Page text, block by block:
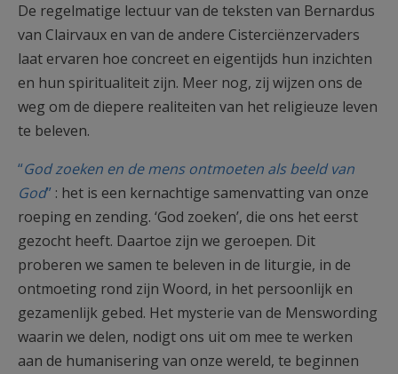
De regelmatige lectuur van de teksten van Bernardus
van Clairvaux en van de andere Cisterciënzervaders
laat ervaren hoe concreet en eigentijds hun inzichten
en hun spiritualiteit zijn. Meer nog, zij wijzen ons de
weg om de diepere realiteiten van het religieuze leven
te beleven.
“God zoeken en de mens ontmoeten als beeld van
God” : het is een kernachtige samenvatting van onze
roeping en zending. ‘God zoeken’, die ons het eerst
gezocht heeft. Daartoe zijn we geroepen. Dit
proberen we samen te beleven in de liturgie, in de
ontmoeting rond zijn Woord, in het persoonlijk en
gezamenlijk gebed. Het mysterie van de Menswording
waarin we delen, nodigt ons uit om mee te werken
aan de humanisering van onze wereld, te beginnen